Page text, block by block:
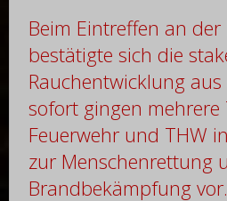
Beim Eintreffen an der
bestätigte sich die
Rauchentwicklung
sofort gingen mehrere
Feuerwehr und THW
zur Menschenrettung
Brandbekämpfung